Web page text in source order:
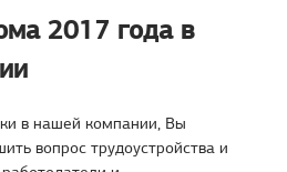
2017 года в
в нашей компании, Вы
вопрос трудоустройства и